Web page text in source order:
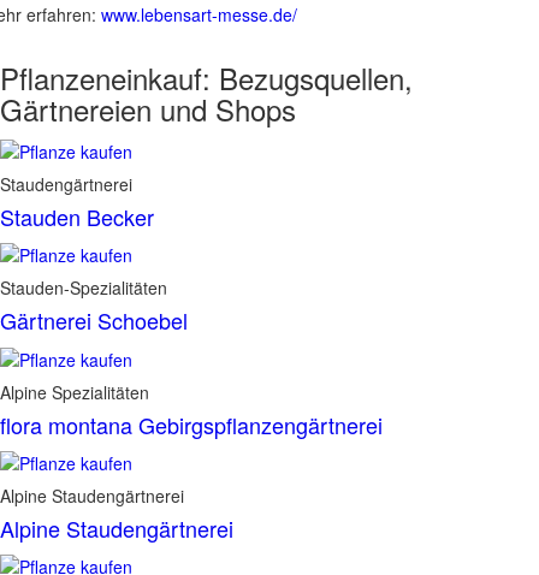
erfahren: www.lebensart-messe.de/
Pflanzeneinkauf: Bezugsquellen,
Gärtnereien und Shops
Staudengärtnerei
Stauden Becker
Stauden-Spezialitäten
Gärtnerei Schoebel
Alpine Spezialitäten
flora montana Gebirgspflanzengärtnerei
Alpine Staudengärtnerei
Alpine Staudengärtnerei